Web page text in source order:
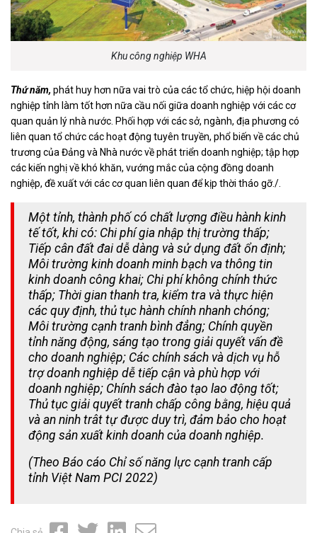
Khu công nghiệp WHA
Thứ năm, phát huy hơn nữa vai trò của các tổ chức, hiệp hội doanh
nghiệp tỉnh làm tốt hơn nữa cầu nối giữa doanh nghiệp với các cơ
quan quản lý nhà nước. Phối hợp với các sở, ngành, địa phương có
liên quan tổ chức các hoạt động tuyên truyền, phổ biến về các chủ
trương của Đảng và Nhà nước về phát triển doanh nghiệp; tập hợp
các kiến nghị về khó khăn, vướng mắc của cộng đồng doanh
nghiệp, đề xuất với các cơ quan liên quan để kịp thời tháo gỡ./.
Một tỉnh, thành phố có chất lượng điều hành kinh
tế tốt, khi có: Chi phí gia nhập thị trường thấp;
Tiếp cân đất đai dễ dàng và sử dụng đất ổn định;
Môi trường kinh doanh minh bạch va thông tin
kinh doanh công khai; Chi phí không chính thức
thấp; Thời gian thanh tra, kiểm tra và thực hiện
các quy định, thủ tục hành chính nhanh chóng;
Môi trường cạnh tranh bình đẳng; Chính quyền
tỉnh năng động, sáng tạo trong giải quyết vấn đề
cho doanh nghiệp; Các chính sách và dịch vụ hỗ
trợ doanh nghiệp dễ tiếp cận và phù hợp với
doanh nghiệp; Chính sách đào tạo lao động tốt;
Thủ tục giải quyết tranh chấp công bằng, hiệu quả
và an ninh trât tự được duy trì, đảm bảo cho hoạt
động sản xuất kinh doanh của doanh nghiệp.
(Theo Báo cáo Chỉ số năng lực cạnh tranh cấp
tỉnh Việt Nam PCI 2022)